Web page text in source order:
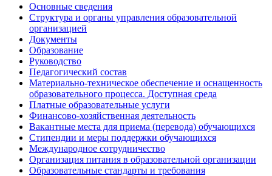
Основные сведения
Структура и органы управления образовательной
организацией
Документы
Образование
Руководство
Педагогический состав
Материально-техническое обеспечение и оснащенность
образовательного процесса. Доступная среда
Платные образовательные услуги
Финансово-хозяйственная деятельность
Вакантные места для приема (перевода) обучающихся
Стипендии и меры поддержки обучающихся
Международное сотрудничество
Организация питания в образовательной организации
Образовательные стандарты и требования